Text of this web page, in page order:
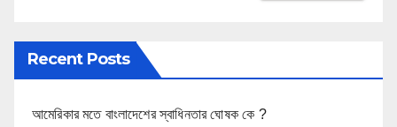
Recent Posts
আমেরিকার মতে বাংলাদেশের স্বাধিনতার ঘোষক কে ?